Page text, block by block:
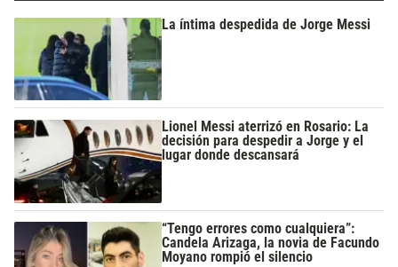
La íntima despedida de Jorge Messi
Lionel Messi aterrizó en Rosario: La
decisión para despedir a Jorge y el
lugar donde descansará
“Tengo errores como cualquiera”:
Candela Arizaga, la novia de Facundo
Moyano rompió el silencio